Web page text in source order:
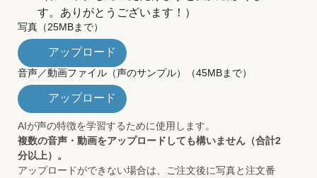
す。ありがとうございます！）
写真（25MBまで）
アップロード
音声／動画ファイル（声のサンプル）（45MBまで）
アップロード
AIが声の特徴を学習するために使用します。
複数の音声・動画をアップロードしても構いません（合計2
分以上）。
アップロードができない場合は、ご注文後に写真と注文番